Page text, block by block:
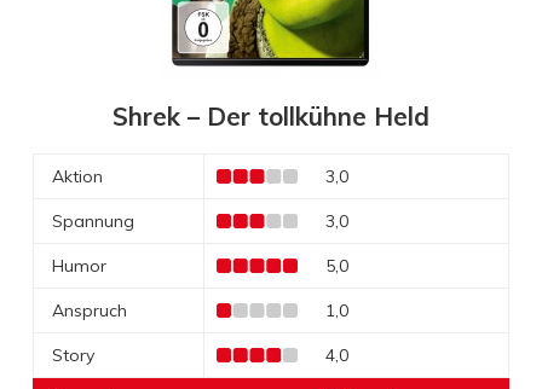
Shrek – Der tollkühne Held
Aktion 3,0
Spannung 3,0
Humor 5,0
Anspruch 1,0
Story 4,0